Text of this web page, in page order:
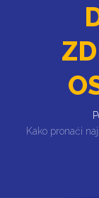
Kako pronaći